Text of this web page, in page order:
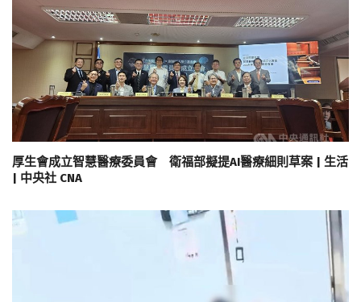
厚生會成立智慧醫療委員會 衛福部擬提AI醫療細則草案 | 生活
| 中央社 CNA